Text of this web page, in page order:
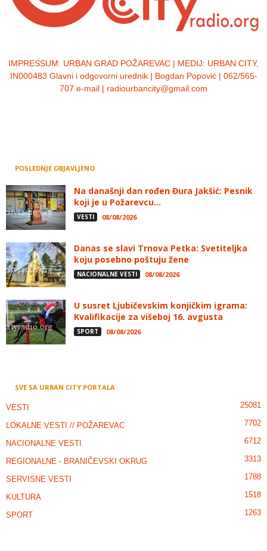
IMPRESSUM: URBAN GRAD POŽAREVAC | MEDIJ: URBAN CITY,
IN000483 Glavni i odgovorni urednik | Bogdan Popović | 062/565-
707 e-mail | radiourbancity@gmail.com
POSLEDNJE OBJAVLJENO
Na današnji dan rođen Đura Jakšić: Pesnik
koji je u Požarevcu...
VESTI 08/08/2026
Danas se slavi Trnova Petka: Svetiteljka
koju posebno poštuju žene
NACIONALNE VESTI 08/08/2026
U susret Ljubičevskim konjičkim igrama:
Kvalifikacije za višeboj 16. avgusta
SPORT 08/08/2026
SVE SA URBAN CITY PORTALA
VESTI 25081
LOKALNE VESTI // POŽAREVAC 7702
NACIONALNE VESTI 6712
REGIONALNE - BRANIČEVSKI OKRUG 3313
SERVISNE VESTI 1788
KULTURA 1518
SPORT 1263